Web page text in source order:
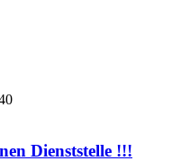
Dienststelle !!!